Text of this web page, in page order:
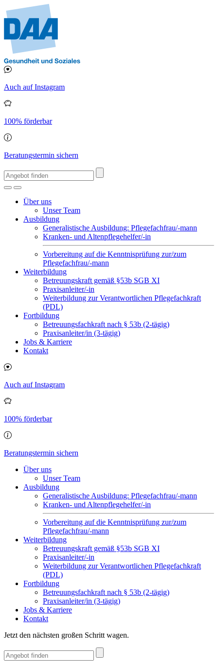
Auch auf Instagram
100% förderbar
Beratungstermin sichern
Über uns
Unser Team
Ausbildung
Generalistische Ausbildung: Pflegefachfrau/-mann
Kranken- und Altenpflegehelfer/-in
Vorbereitung auf die Kenntnisprüfung zur/zum
Pflegefachfrau/-mann
Weiterbildung
Betreuungskraft gemäß §53b SGB XI
Praxisanleiter/-in
Weiterbildung zur Verantwortlichen Pflegefachkraft
(PDL)
Fortbildung
Betreuungsfachkraft nach § 53b (2-tägig)
Praxisanleiter/in (3-tägig)
Jobs & Karriere
Kontakt
Auch auf Instagram
100% förderbar
Beratungstermin sichern
Über uns
Unser Team
Ausbildung
Generalistische Ausbildung: Pflegefachfrau/-mann
Kranken- und Altenpflegehelfer/-in
Vorbereitung auf die Kenntnisprüfung zur/zum
Pflegefachfrau/-mann
Weiterbildung
Betreuungskraft gemäß §53b SGB XI
Praxisanleiter/-in
Weiterbildung zur Verantwortlichen Pflegefachkraft
(PDL)
Fortbildung
Betreuungsfachkraft nach § 53b (2-tägig)
Praxisanleiter/in (3-tägig)
Jobs & Karriere
Kontakt
Jetzt den nächsten großen Schritt wagen.